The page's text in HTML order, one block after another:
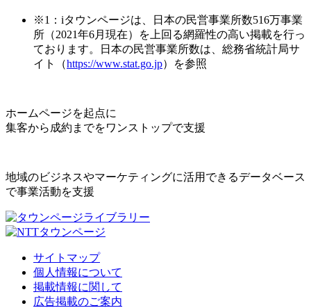
※1：iタウンページは、日本の民営事業所数516万事業
所（2021年6月現在）を上回る網羅性の高い掲載を行っ
ております。日本の民営事業所数は、総務省統計局サ
イト（https://www.stat.go.jp）を参照
ホームページを起点に
集客から成約までをワンストップで支援
地域のビジネスやマーケティングに活用できるデータベース
で事業活動を支援
サイトマップ
個人情報について
掲載情報に関して
広告掲載のご案内